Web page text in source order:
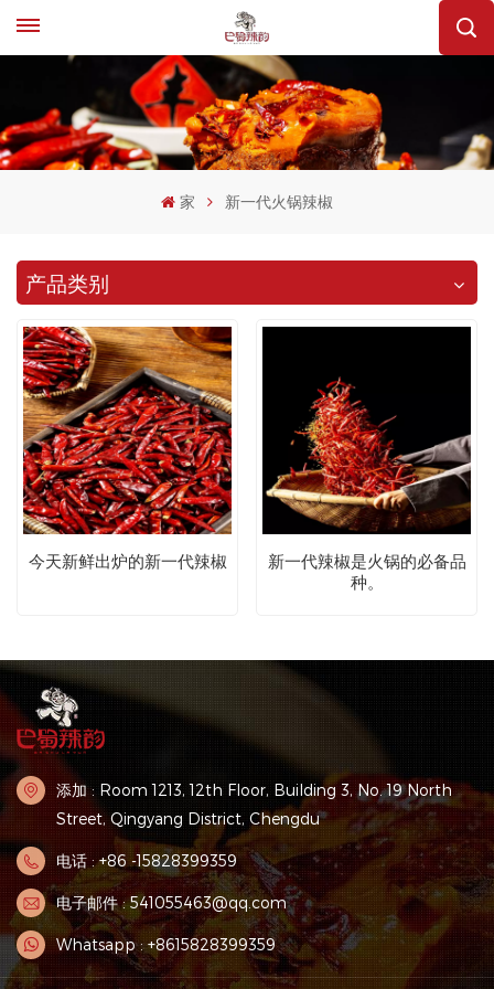
家 新一代火锅辣椒
产品类别
今天新鲜出炉的新一代辣椒
新一代辣椒是火锅的必备品
种。
添加 : Room 1213, 12th Floor, Building 3, No. 19 North
Street, Qingyang District, Chengdu
电话 : +86 -15828399359
电子邮件 : 541055463@qq.com
Whatsapp : +8615828399359